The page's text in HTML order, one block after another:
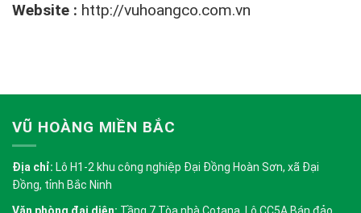
Website : http://vuhoangco.com.vn
VŨ HOÀNG MIỀN BẮC
Địa chỉ: Lô H1-2 khu công nghiệp Đại Đồng Hoàn Sơn, xã Đại
Đồng, tỉnh Bắc Ninh